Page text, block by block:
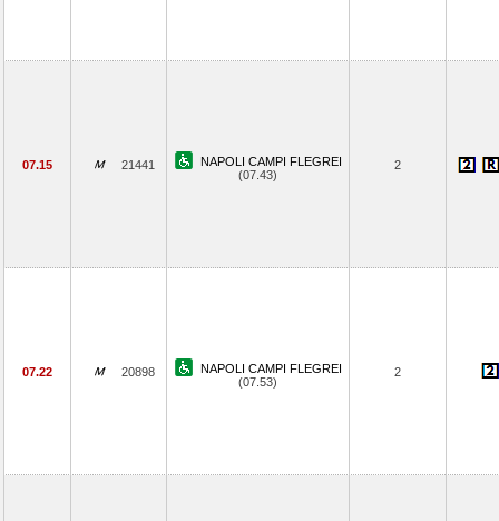
07.15 21441
NAPOLI CAMPI FLEGREI
(07.43)
2
07.22 20898
NAPOLI CAMPI FLEGREI
(07.53)
2